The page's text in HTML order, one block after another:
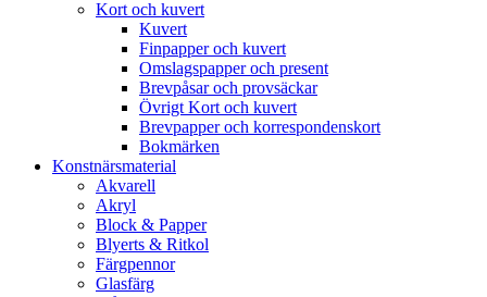
Kort och kuvert
Kuvert
Finpapper och kuvert
Omslagspapper och present
Brevpåsar och provsäckar
Övrigt Kort och kuvert
Brevpapper och korrespondenskort
Bokmärken
Konstnärsmaterial
Akvarell
Akryl
Block & Papper
Blyerts & Ritkol
Färgpennor
Glasfärg